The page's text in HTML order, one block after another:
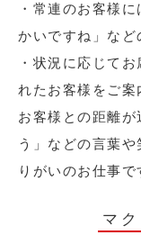
・常連のお客様
かいですね」など
・状況に応じて
れたお客様をご
お客様との距離が
う」などの言葉
りがいのお仕事で
マ